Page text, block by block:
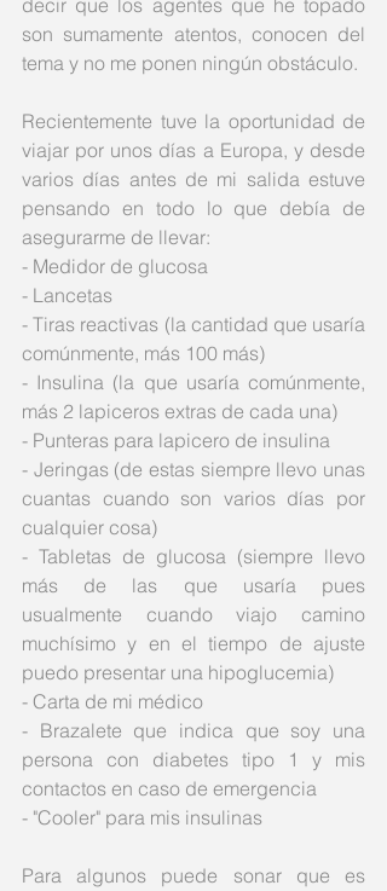
decir que los agentes que he topado
son sumamente atentos, conocen del
tema y no me ponen ningún obstáculo.
Recientemente tuve la oportunidad de
viajar por unos días a Europa, y desde
varios días antes de mi salida estuve
pensando en todo lo que debía de
asegurarme de llevar:
- Medidor de glucosa
- Lancetas
- Tiras reactivas (la cantidad que usaría
comúnmente, más 100 más)
- Insulina (la que usaría comúnmente,
más 2 lapiceros extras de cada una)
- Punteras para lapicero de insulina
- Jeringas (de estas siempre llevo unas
cuantas cuando son varios días por
cualquier cosa)
- Tabletas de glucosa (siempre llevo
más de las que usaría pues
usualmente cuando viajo camino
muchísimo y en el tiempo de ajuste
puedo presentar una hipoglucemia)
- Carta de mi médico
- Brazalete que indica que soy una
persona con diabetes tipo 1 y mis
contactos en caso de emergencia
- "Cooler" para mis insulinas
Para algunos puede sonar que es